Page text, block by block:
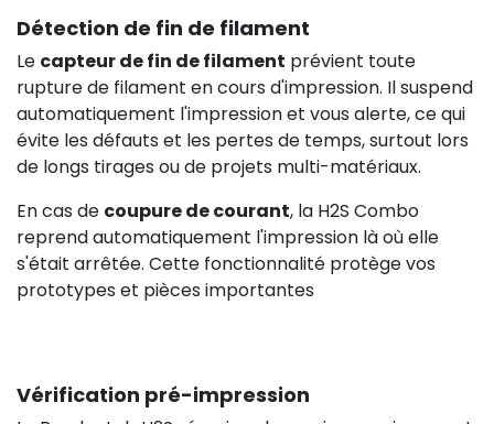
Détection de fin de filament
Le capteur de fin de filament prévient toute
rupture de filament en cours d'impression. Il suspend
automatiquement l'impression et vous alerte, ce qui
évite les défauts et les pertes de temps, surtout lors
de longs tirages ou de projets multi-matériaux.
En cas de coupure de courant, la H2S Combo
reprend automatiquement l'impression là où elle
s'était arrêtée. Cette fonctionnalité protège vos
prototypes et pièces importantes
Vérification pré-impression